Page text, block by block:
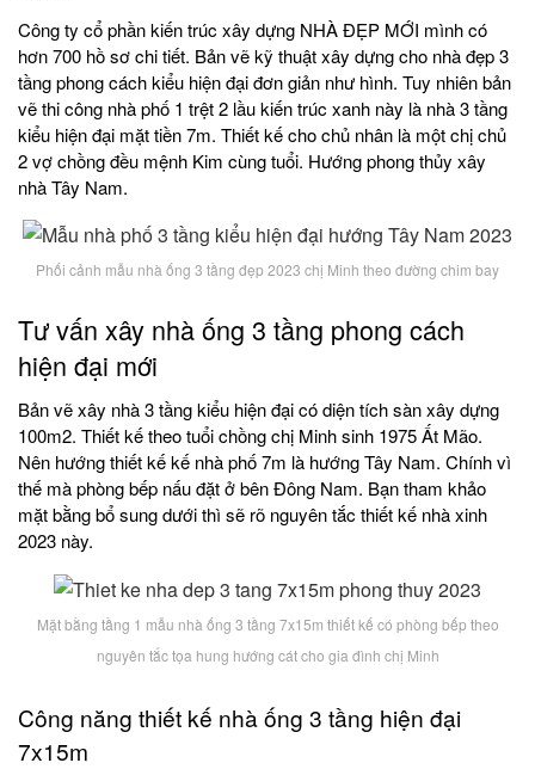
Công ty cổ phần kiến trúc xây dựng NHÀ ĐẸP MỚI mình có
hơn 700 hồ sơ chi tiết. Bản vẽ kỹ thuật xây dựng cho nhà đẹp 3
tầng phong cách kiểu hiện đại đơn giản như hình. Tuy nhiên bản
vẽ thi công nhà phố 1 trệt 2 lầu kiến trúc xanh này là nhà 3 tầng
kiểu hiện đại mặt tiền 7m. Thiết kế cho chủ nhân là một chị chủ
2 vợ chồng đều mệnh Kim cùng tuổi. Hướng phong thủy xây
nhà Tây Nam.
Phối cảnh mẫu nhà ống 3 tầng đẹp 2023 chị Minh theo đường chim bay
Tư vấn xây nhà ống 3 tầng phong cách
hiện đại mới
Bản vẽ xây nhà 3 tầng kiểu hiện đại có diện tích sàn xây dựng
100m2. Thiết kế theo tuổi chồng chị Minh sinh 1975 Ất Mão.
Nên hướng thiết kế kế nhà phố 7m là hướng Tây Nam. Chính vì
thế mà phòng bếp nấu đặt ở bên Đông Nam. Bạn tham khảo
mặt bằng bổ sung dưới thì sẽ rõ nguyên tắc thiết kế nhà xinh
2023 này.
Mặt bằng tầng 1 mẫu nhà ống 3 tầng 7x15m thiết kế có phòng bếp theo
nguyên tắc tọa hung hướng cát cho gia đình chị Minh
Công năng thiết kế nhà ống 3 tầng hiện đại
7x15m